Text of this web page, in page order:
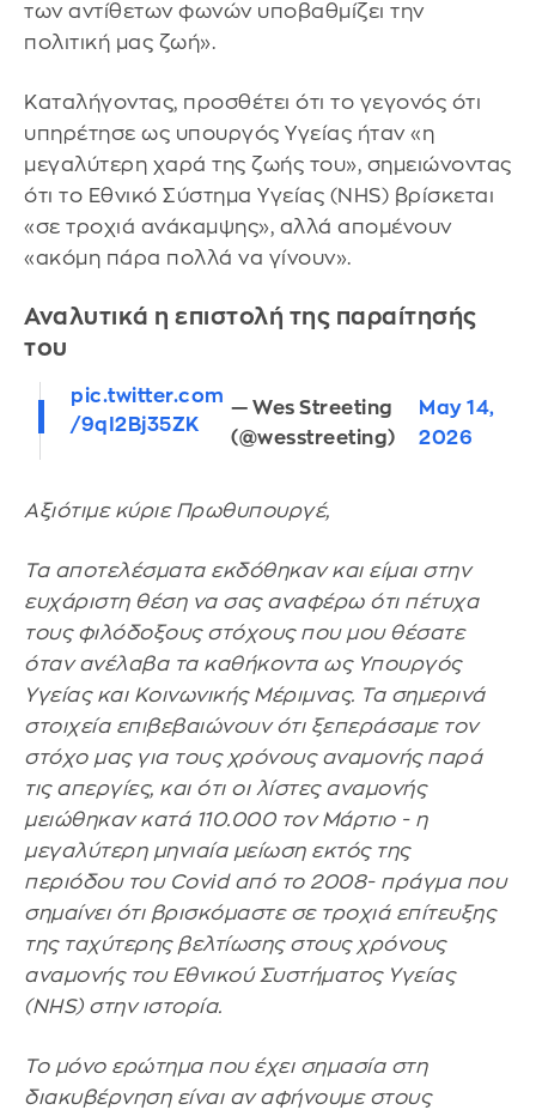
των αντίθετων φωνών υποβαθμίζει την
πολιτική μας ζωή».
Καταλήγοντας, προσθέτει ότι το γεγονός ότι
υπηρέτησε ως υπουργός Υγείας ήταν «η
μεγαλύτερη χαρά της ζωής του», σημειώνοντας
ότι το Εθνικό Σύστημα Υγείας (NHS) βρίσκεται
«σε τροχιά ανάκαμψης», αλλά απομένουν
«ακόμη πάρα πολλά να γίνουν».
Αναλυτικά η επιστολή της παραίτησής
του
pic.twitter.com
/9qI2Bj35ZK
— Wes Streeting
(@wesstreeting)
May 14,
2026
Αξιότιμε κύριε Πρωθυπουργέ,
Τα αποτελέσματα εκδόθηκαν και είμαι στην
ευχάριστη θέση να σας αναφέρω ότι πέτυχα
τους φιλόδοξους στόχους που μου θέσατε
όταν ανέλαβα τα καθήκοντα ως Υπουργός
Υγείας και Κοινωνικής Μέριμνας. Τα σημερινά
στοιχεία επιβεβαιώνουν ότι ξεπεράσαμε τον
στόχο μας για τους χρόνους αναμονής παρά
τις απεργίες, και ότι οι λίστες αναμονής
μειώθηκαν κατά 110.000 τον Μάρτιο - η
μεγαλύτερη μηνιαία μείωση εκτός της
περιόδου του Covid από το 2008- πράγμα που
σημαίνει ότι βρισκόμαστε σε τροχιά επίτευξης
της ταχύτερης βελτίωσης στους χρόνους
αναμονής του Εθνικού Συστήματος Υγείας
(NHS) στην ιστορία.
Το μόνο ερώτημα που έχει σημασία στη
διακυβέρνηση είναι αν αφήνουμε στους